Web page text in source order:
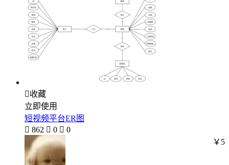
收藏
立即使用
短视频平台ER图
 862  0  0
￥5